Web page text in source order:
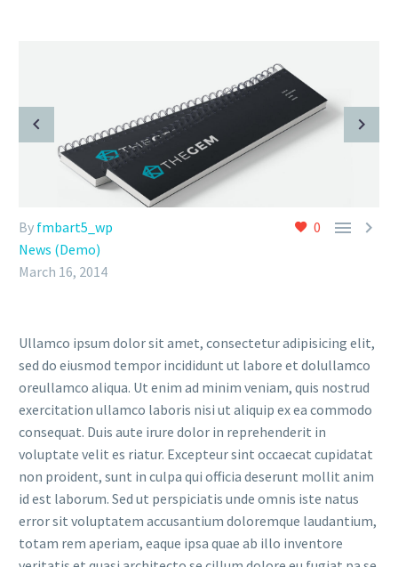
0  
By fmbart5_wp
News (Demo)
March 16, 2014
Ullamco ipsum dolor sit amet, consectetur adipisicing elit,
sed do eiusmod tempor incididunt ut labore et dolullamco
oreullamco aliqua. Ut enim ad minim veniam, quis nostrud
exercitation ullamco laboris nisi ut aliquip ex ea commodo
consequat. Duis aute irure dolor in reprehenderit in
voluptate velit es riatur. Excepteur sint occaecat cupidatat
non proident, sunt in culpa qui officia deserunt mollit anim
id est laborum. Sed ut perspiciatis unde omnis iste natus
error sit voluptatem accusantium doloremque laudantium,
totam rem aperiam, eaque ipsa quae ab illo inventore